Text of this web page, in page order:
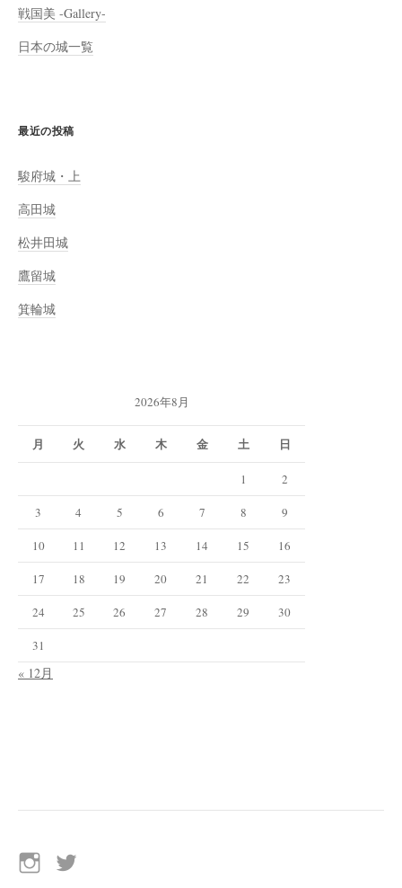
戦国美 -Gallery-
日本の城一覧
最近の投稿
駿府城・上
高田城
松井田城
鷹留城
箕輪城
2026年8月
月 火 水 木 金 土 日
1 2
3 4 5 6 7 8 9
10 11 12 13 14 15 16
17 18 19 20 21 22 23
24 25 26 27 28 29 30
31
« 12月